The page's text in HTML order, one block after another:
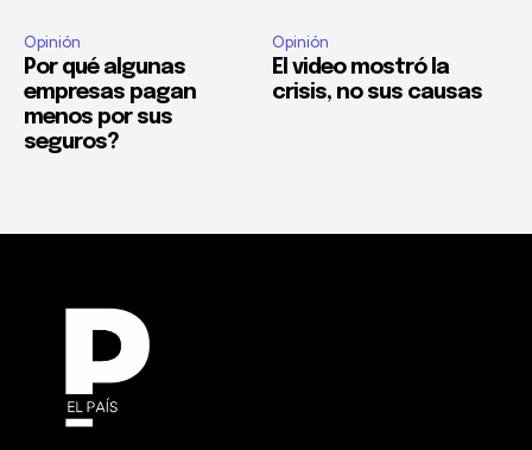
Opinión
Por qué algunas
empresas pagan
menos por sus
seguros?
Opinión
El video mostró la
crisis, no sus causas